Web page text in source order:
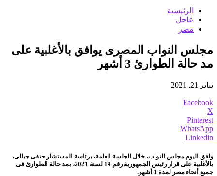
الرئيسية
عاجل
مصر
مجلس النواب المصرى يوافق بالأغلبية على
مد حالة الطوارئ 3 أشهر
يناير 21, 2021
Facebook
X
Pinterest
WhatsApp
Linkedin
وافق اليوم مجلس النواب، خلال الجلسة العامة، برئاسة المستشار حنفى جبالى،
بالأغلبية على قرار رئيس الجمهورية رقم 19 لسنة 2021، بمد حالة الطوارئ فى
جميع أنحاء مصر لمدة 3 أشهر.